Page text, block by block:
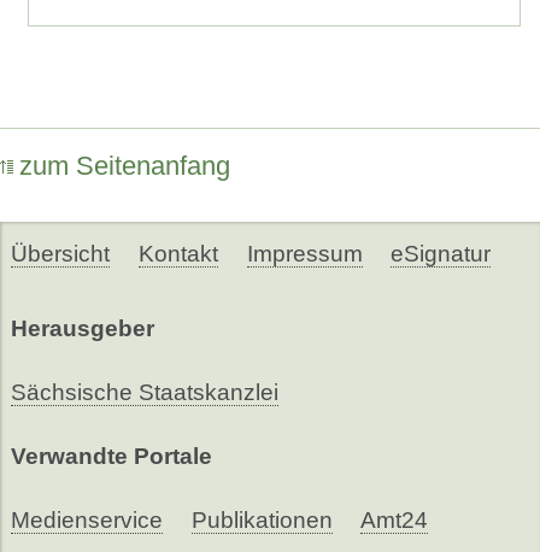
zum Seitenanfang
Übersicht Kontakt Impressum eSignatur
Herausgeber
Sächsische Staatskanzlei
Verwandte Portale
Medienservice Publikationen Amt24